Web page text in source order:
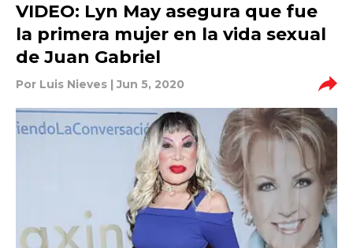
VIDEO: Lyn May asegura que fue
la primera mujer en la vida sexual
de Juan Gabriel
Por Luis Nieves | Jun 5, 2020